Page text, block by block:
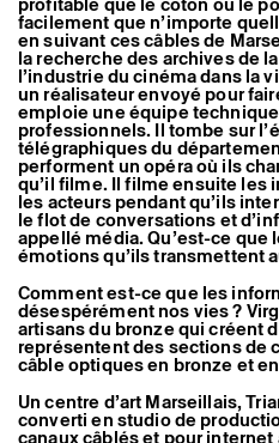
facilement que n’importe
en suivant ces câbles de
la recherche des archives de
l’industrie du cinéma dans la
un réalisateur envoyé pour
emploie une équipe
professionnels. Il tombe sur
télégraphiques du
performent un opéra où ils
qu’il filme. Il filme ensuite les
les acteurs pendant qu’ils
le flot de conversations et
appellé média. Qu’est-ce
émotions qu’ils transmettent
Comment est-ce que les
désespérément nos vies ?
artisans du bronze qui créent
représentent des sections de
câble optiques en bronze et
Un centre d’art Marseillais,
converti en studio de
canaux câblés et pour